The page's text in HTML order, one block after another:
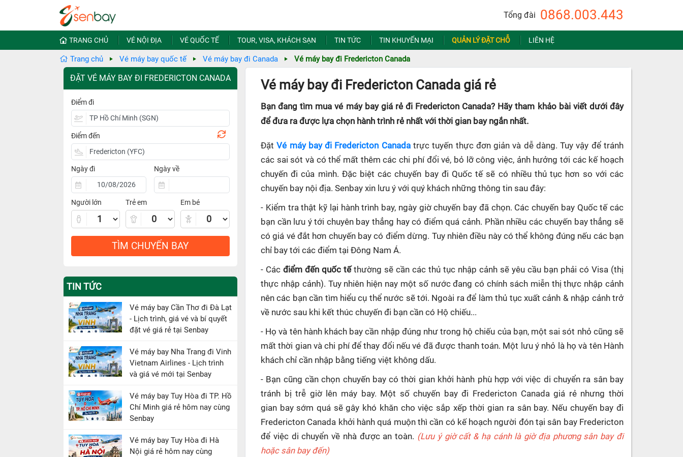
Tổng đài 0868.003.443
TRANG CHỦ VÉ NỘI ĐỊA VÉ QUỐC TẾ TOUR, VISA, KHÁCH SẠN TIN TỨC TIN KHUYẾN MẠI QUẢN LÝ ĐẶT CHỖ LIÊN HỆ
Trang chủ Vé máy bay quốc tế Vé máy bay đi Canada Vé máy bay đi Fredericton Canada
ĐẶT VÉ MÁY BAY ĐI FREDERICTON CANADA
Điểm đi
Điểm đến
Ngày đi Ngày về
Người lớn Trẻ em Em bé
TÌM CHUYẾN BAY
TIN TỨC
Vé máy bay Cần Thơ đi Đà Lạt
- Lịch trình, giá vé và bí quyết
đặt vé giá rẻ tại Senbay
Vé máy bay Nha Trang đi Vinh
Vietnam Airlines - Lịch trình
và giá vé mới tại Senbay
Vé máy bay Tuy Hòa đi TP. Hồ
Chí Minh giá rẻ hôm nay cùng
Senbay
Vé máy bay Tuy Hòa đi Hà
Nội giá rẻ hôm nay cùng
Vé máy bay đi Fredericton Canada giá rẻ
Bạn đang tìm mua vé máy bay giá rẻ đi Fredericton Canada? Hãy tham khảo bài viết dưới đây
để đưa ra được lựa chọn hành trình rẻ nhất với thời gian bay ngắn nhất.
ĐặtVé máy bay đi Fredericton Canadatrực tuyến thực đơn giản và dễ dàng. Tuy vậy để tránh
các sai sót và có thể mất thêm các chi phí đổi vé, bỏ lỡ công việc, ảnh hưởng tới các kế hoạch
chuyến đi của mình. Đặc biệt các chuyến bay đi Quốc tế sẽ có nhiều thủ tục hơn so với các
chuyến bay nội địa. Senbay xin lưu ý với quý khách những thông tin sau đây:
- Kiểm tra thật kỹ lại hành trình bay, ngày giờ chuyến bay đã chọn. Các chuyến bay Quốc tế các
bạn cần lưu ý tới chuyên bay thẳng hay có điểm quá cảnh. Phần nhiều các chuyến bay thẳng sẽ
có giá vé đắt hơn chuyến bay có điểm dừng. Tuy nhiên điều này có thể không đúng nếu các bạn
chỉ bay tới các điểm tại Đông Nam Á.
- Các điểm đến quốc tếthường sẽ cần các thủ tục nhập cảnh sẽ yêu cầu bạn phải có Visa (thị
thực nhập cảnh). Tuy nhiên hiện nay một số nước đang có chính sách miễn thị thực nhập cảnh
nên các bạn cần tìm hiểu cụ thể nước sẽ tới. Ngoài ra để làm thủ tục xuất cảnh & nhập cảnh trở
về nước sau khi kết thúc chuyến đi bạn cần có Hộ chiếu...
- Họ và tên hành khách bay cần nhập đúng như trong hộ chiếu của bạn, một sai sót nhỏ cũng sẽ
mất thời gian và chi phí để thay đổi nếu vé đã được thanh toán. Một lưu ý nhỏ là họ và tên Hành
khách chỉ cần nhập bằng tiếng việt không dấu.
- Bạn cũng cần chọn chuyến bay có thời gian khởi hành phù hợp với việc di chuyển ra sân bay
tránh bị trễ giờ lên máy bay. Một số chuyến bay đi Fredericton Canada giá rẻ nhưng thời
gian bay sớm quá sẽ gây khó khăn cho việc sắp xếp thời gian ra sân bay. Nếu chuyến bay đi
Fredericton Canada khởi hành quá muộn thì cần có kế hoạch người đón tại sân bay Fredericton
để việc di chuyển về nhà được an toàn. (Lưu ý giờ cất & hạ cánh là giờ địa phương sân bay đi
hoặc sân bay đến)